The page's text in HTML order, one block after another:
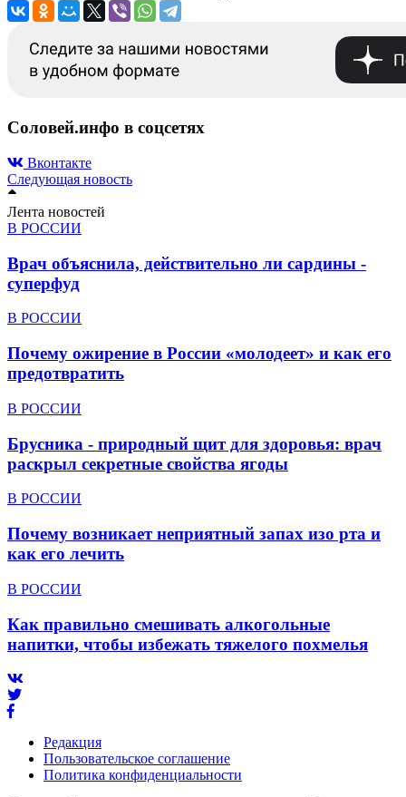
Соловей.инфо в соцсетях
Вконтакте
Следующая новость
Лента новостей
В РОССИИ
Врач объяснила, действительно ли сардины -
суперфуд
В РОССИИ
Почему ожирение в России «молодеет» и как его
предотвратить
В РОССИИ
Брусника - природный щит для здоровья: врач
раскрыл секретные свойства ягоды
В РОССИИ
Почему возникает неприятный запах изо рта и
как его лечить
В РОССИИ
Как правильно смешивать алкогольные
напитки, чтобы избежать тяжелого похмелья
Редакция
Пользовательское соглашение
Политика конфиденциальности